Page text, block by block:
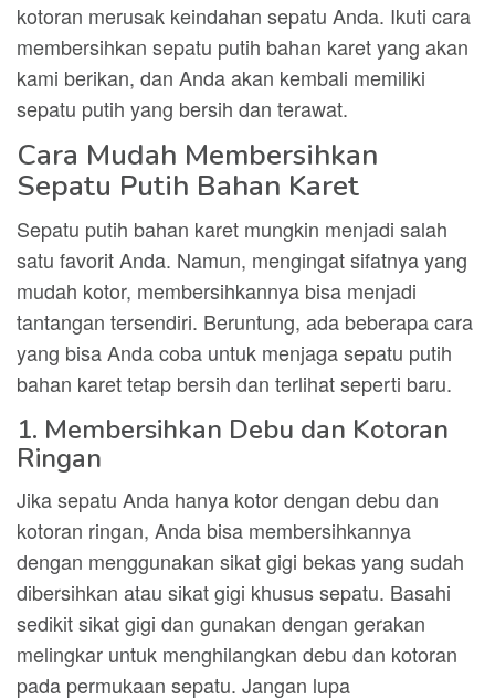
kotoran merusak keindahan sepatu Anda. Ikuti cara
membersihkan sepatu putih bahan karet yang akan
kami berikan, dan Anda akan kembali memiliki
sepatu putih yang bersih dan terawat.
Cara Mudah Membersihkan
Sepatu Putih Bahan Karet
Sepatu putih bahan karet mungkin menjadi salah
satu favorit Anda. Namun, mengingat sifatnya yang
mudah kotor, membersihkannya bisa menjadi
tantangan tersendiri. Beruntung, ada beberapa cara
yang bisa Anda coba untuk menjaga sepatu putih
bahan karet tetap bersih dan terlihat seperti baru.
1. Membersihkan Debu dan Kotoran
Ringan
Jika sepatu Anda hanya kotor dengan debu dan
kotoran ringan, Anda bisa membersihkannya
dengan menggunakan sikat gigi bekas yang sudah
dibersihkan atau sikat gigi khusus sepatu. Basahi
sedikit sikat gigi dan gunakan dengan gerakan
melingkar untuk menghilangkan debu dan kotoran
pada permukaan sepatu. Jangan lupa